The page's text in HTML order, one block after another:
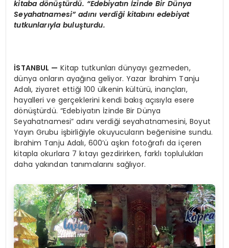
kitaba dönüştürdü. “Edebiyatın İzinde Bir Dünya
Seyahatnamesi” adını verdiği kitabını edebiyat
tutkunlarıyla buluşturdu.
İSTANBUL — Kitap tutkunları dünyayı gezmeden,
dünya onların ayağına geliyor. Yazar İbrahim Tanju
Adalı, ziyaret ettiği 100 ülkenin kültürü, inançları,
hayalleri ve gerçeklerini kendi bakış açısıyla esere
dönüştürdü. “Edebiyatın İzinde Bir Dünya
Seyahatnamesi” adını verdiği seyahatnamesini, Boyut
Yayın Grubu işbirliğiyle okuyucuların beğenisine sundu.
İbrahim Tanju Adalı, 600’ü aşkın fotoğrafı da içeren
kitapla okurlara 7 kıtayı gezdirirken, farklı toplulukları
daha yakından tanımalarını sağlıyor.